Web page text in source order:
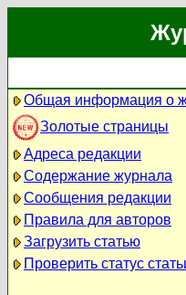
Общая информация о
Золотые страницы
Адреса редакции
Содержание журнала
Сообщения редакции
Правила для авторов
Загрузить статью
Проверить статус